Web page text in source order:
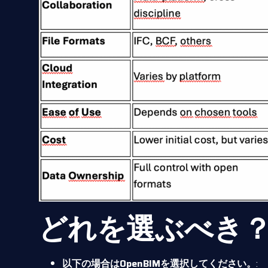
どれを選ぶべき
以下の場合はOpenBIMを選択してください。 :